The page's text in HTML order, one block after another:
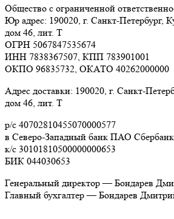
Общество с ограниченной
Юр адрес: 190020, г. Санкт-Петербург,
дом 46, лит. Т
ОГРН 5067847535674
ИНН 7838367507, КПП 783901001
ОКПО 96835732, ОКАТО 40262000000
Адрес доставки: 190020, г. Санкт-
дом 46, лит. Т
р/с 40702810455070000577
в Северо-Западный банк ПАО Сбербанк
к/с 30101810500000000653
БИК 044030653
Генеральный директор — Бондарев
Главный бухгалтер — Бондарев